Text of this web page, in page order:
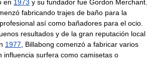
en 1973 y su fundador fue Gordon Merchant.
fabricando trajes de baño para la
profesional así como bañadores para el ocio.
resultados y de la gran reputación local
1977 , Billabong comenzó a fabricar varios
influencia surfera como camisetas o